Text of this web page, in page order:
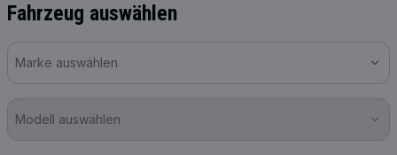
Fahrzeug auswählen
Marke auswählen
Modell auswählen